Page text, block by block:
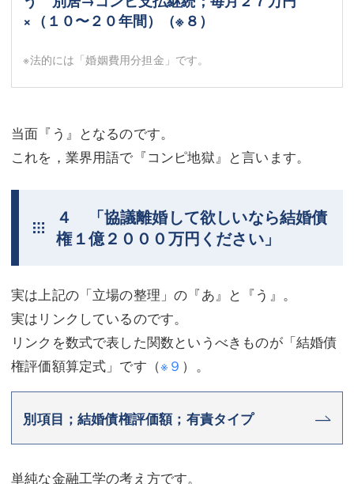
×（１０〜２０年間）（※８）
※法的には「婚姻費用分担金」です。
当面『う』となるのです。
これを，業界用語で『コンピ地獄』と言います。
４ 「協議離婚して欲しいなら結婚債
権１億２０００万円ください」
実は上記の「立場の整理」の『あ』と『う』。
実はリンクしているのです。
リンクを数式で表した関数というべきものが「結婚債
権評価額算定式」です（※９ ）。
別項目；結婚債権評価額；有責タイプ
単純な金融工学の考え方です。